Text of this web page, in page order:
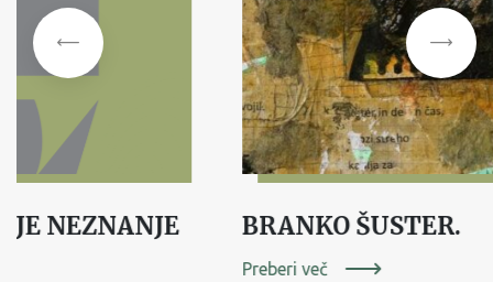
NEZNANJE BRANKO ŠUSTER.
Preberi več